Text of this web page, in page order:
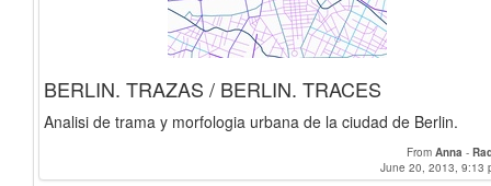
BERLIN. TRAZAS / BERLIN. TRACES
Analisi de trama y morfologia urbana de la ciudad de Berlin.
From Anna -
June 20, 2013, 9:13